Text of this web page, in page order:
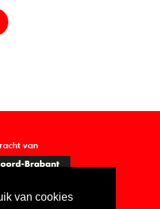
van cookies
van